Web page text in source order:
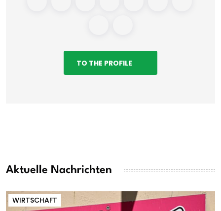
TO THE PROFILE
Aktuelle Nachrichten
WIRTSCHAFT